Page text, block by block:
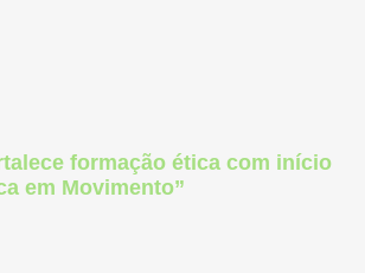
formação ética com início
em Movimento”